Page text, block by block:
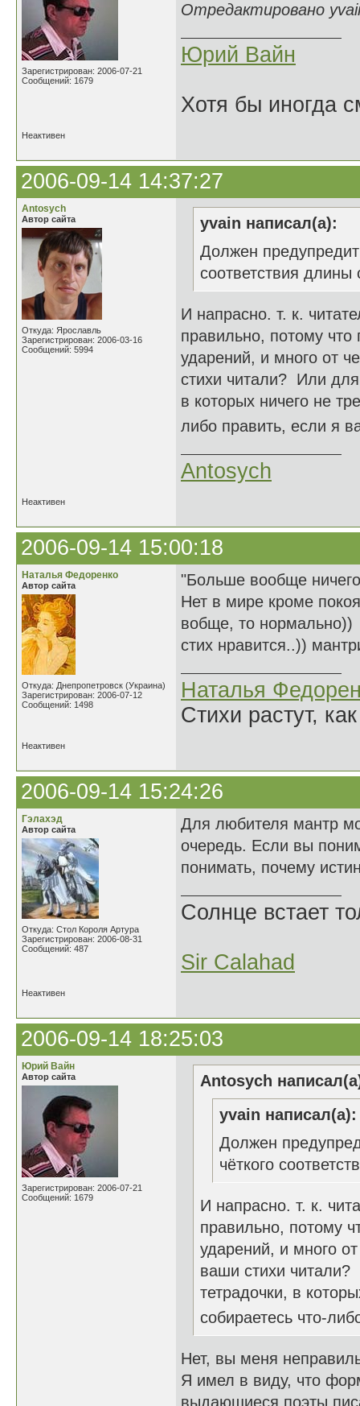
Зарегистрирован: 2006-07-21
Сообщений: 1679
Отредактировано
Юрий Вайн
Хотя бы иногда
Неактивен
2006-09-14 14:37:27
Antosych
Автор сайта
Откуда: Ярославль
Зарегистрирован: 2006-03-16
Сообщений: 5994
yvain написал(а):
Должен
соответствия длины
И напрасно. т. к.
правильно, потому что
ударений, и много от
стихи читали? Или
в которых ничего не
либо править, если я
Antosych
Неактивен
2006-09-14 15:00:18
Наталья Федоренко
Автор сайта
Откуда: Днепропетровск (Украина)
Зарегистрирован: 2006-07-12
Сообщений: 1498
"Больше вообще ничего
Нет в мире кроме
вобще, то нормально))
стих нравится..))
Наталья
Стихи растут,
Неактивен
2006-09-14 15:24:26
Гэлахэд
Автор сайта
Откуда: Стол Короля Артура
Зарегистрирован: 2006-08-31
Сообщений: 487
Для любителя мантр
очередь. Если вы
понимать, почему
Солнце встает
Sir Calahad
Неактивен
2006-09-14 18:25:03
Юрий Вайн
Автор сайта
Зарегистрирован: 2006-07-21
Сообщений: 1679
Antosych
yvain написал(а):
Должен
чёткого
И напрасно. т. к.
правильно, потому
ударений, и много
ваши стихи
тетрадочки, в
собираетесь что-
Нет, вы меня
Я имел в виду, что
выдающиеся поэты